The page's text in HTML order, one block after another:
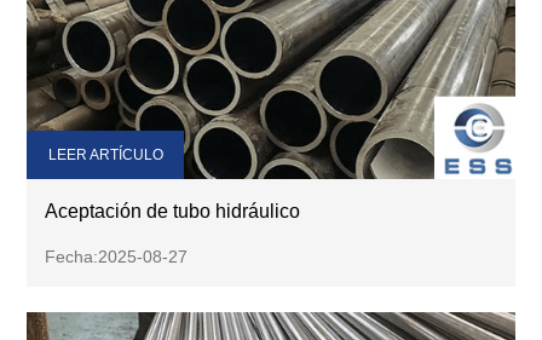
Aceptación de tubo hidráulico
Fecha:2025-08-27
LEER ARTÍCULO